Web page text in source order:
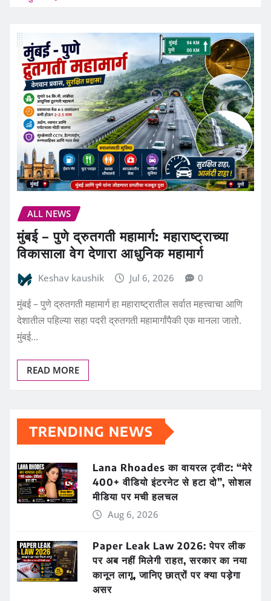
ALL NEWS
मुंबई – पुणे द्रुतगती महामार्ग: महाराष्ट्राच्या
विकासाला वेग देणारा आधुनिक महामार्ग
Keshav kaushik Jul 6, 2026 0
मुंबई – पुणे द्रुतगती महामार्ग हा महाराष्ट्रातील सर्वात महत्त्वाचा आणि
देशातील पहिल्या सहा पदरी द्रुतगती महामार्गांपैकी एक मानला जातो.
मुंबई…
READ MORE
TRENDING NEWS
Lana Rhoades का वायरल ट्वीट: “मेरे
400+ वीडियो इंटरनेट से हटा दो”, सोशल
मीडिया पर मची हलचल
Aug 6, 2026
Paper Leak Law 2026: पेपर लीक
पर अब नहीं मिलेगी राहत, सरकार का नया
कानून लागू, जानिए छात्रों पर क्या पड़ेगा
असर